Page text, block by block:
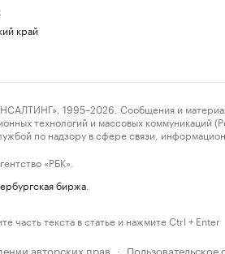
край
1995–2026. Сообщения и материалы
технологий и массовых
по надзору в сфере связи,
«РБК».
биржа
часть текста в статье и нажмите Ctrl + Enter
авторских прав ·